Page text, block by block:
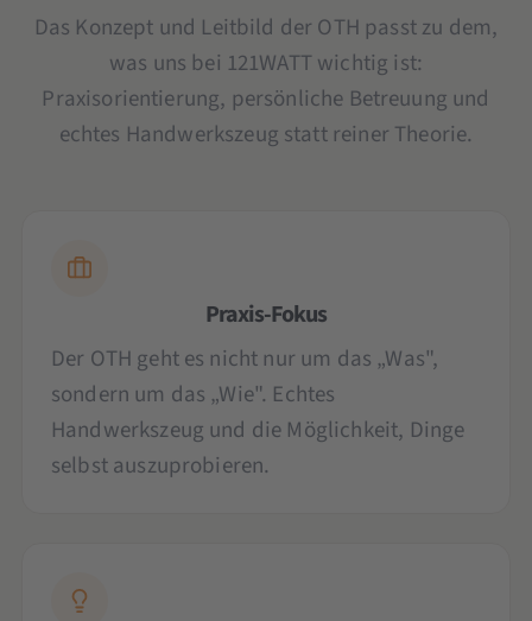
Das Konzept und Leitbild der OTH passt zu dem,
was uns bei 121WATT wichtig ist:
Praxisorientierung, persönliche Betreuung und
echtes Handwerkszeug statt reiner Theorie.
Praxis-Fokus
Der OTH geht es nicht nur um das „Was",
sondern um das „Wie". Echtes
Handwerkszeug und die Möglichkeit, Dinge
selbst auszuprobieren.